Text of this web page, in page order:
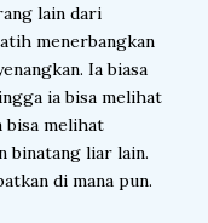
lain dari
menerbangkan
Ia biasa
ia bisa melihat
bisa melihat
binatang liar lain.
di mana pun.